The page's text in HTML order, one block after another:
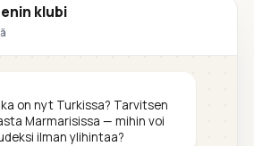
klubi
on nyt Turkissa? Tarvitsen
Marmarisissa — mihin voi
ilman ylihintaa?